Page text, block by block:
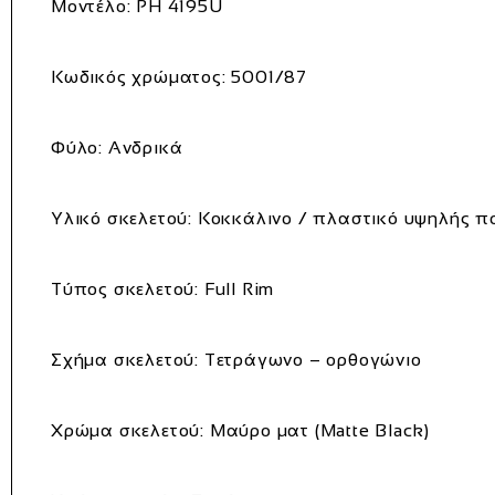
Μοντέλο: PH 4195U
Κωδικός χρώματος: 5001/87
Φύλο: Ανδρικά
Υλικό σκελετού: Κοκκάλινο / πλαστικό υψηλής
Τύπος σκελετού: Full Rim
Σχήμα σκελετού: Τετράγωνο – ορθογώνιο
Χρώμα σκελετού: Μαύρο ματ (Matte Black)